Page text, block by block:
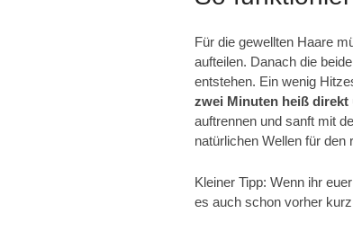
Für die gewellten Haare
aufteilen. Danach die
entstehen. Ein wenig
zwei Minuten heiß direkt
auftrennen und sanft mit
natürlichen Wellen für den
Kleiner Tipp: Wenn ihr
es auch schon vorher